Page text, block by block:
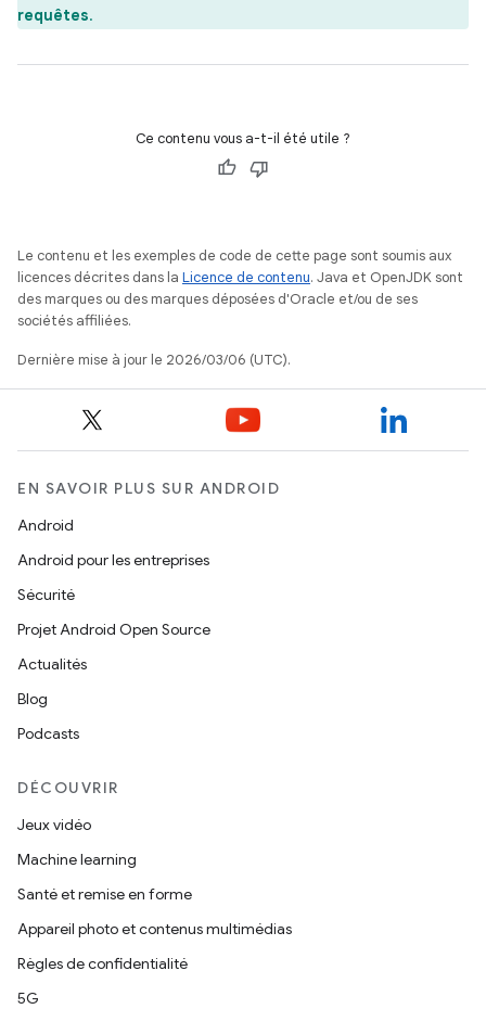
requêtes.
Ce contenu vous a-t-il été utile ?
Le contenu et les exemples de code de cette page sont soumis aux
licences décrites dans la Licence de contenu. Java et OpenJDK sont
des marques ou des marques déposées d'Oracle et/ou de ses
sociétés affiliées.
Dernière mise à jour le 2026/03/06 (UTC).
EN SAVOIR PLUS SUR ANDROID
Android
Android pour les entreprises
Sécurité
Projet Android Open Source
Actualités
Blog
Podcasts
DÉCOUVRIR
Jeux vidéo
Machine learning
Santé et remise en forme
Appareil photo et contenus multimédias
Règles de confidentialité
5G